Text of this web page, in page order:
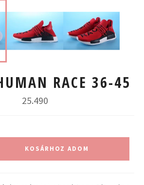
RACE 36-45
Normál
ár
25.490
KOSÁRHOZ ADOM